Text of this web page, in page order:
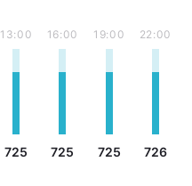
13:00
725
16:00
725
19:00
725
22:00
726